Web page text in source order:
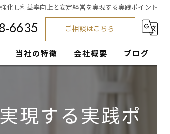
化し利益率向上と安定経営を実現する実践ポイント
6635 ご相談はこちら
当社の特徴
集客支援
会社概要 ブログ
現する実践ポ